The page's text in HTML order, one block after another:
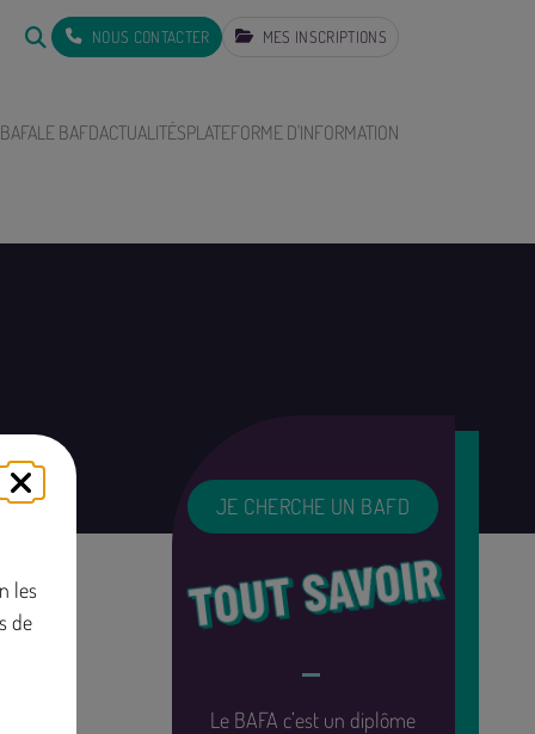
les
de
NOUS CONTACTER MES INSCRIPTIONS
LE BAFDACTUALITÉSPLATEFORME D'INFORMATION
JE CHERCHE UN BAFD
TOUT SAVOIR
Le BAFA c’est un diplôme